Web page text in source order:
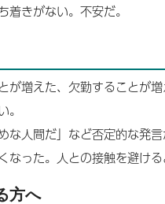
きがない。不安だ。
増えた、欠勤することが増
人間だ」など否定的な発言
なった。人との接触を避ける
方へ